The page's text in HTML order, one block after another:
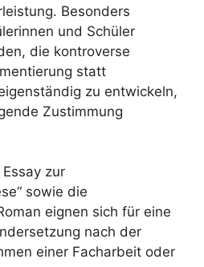
Besonders
und Schüler
die kontroverse
statt
zu entwickeln,
Zustimmung
Essay zur
sowie die
eignen sich für eine
nach der
einer Facharbeit oder